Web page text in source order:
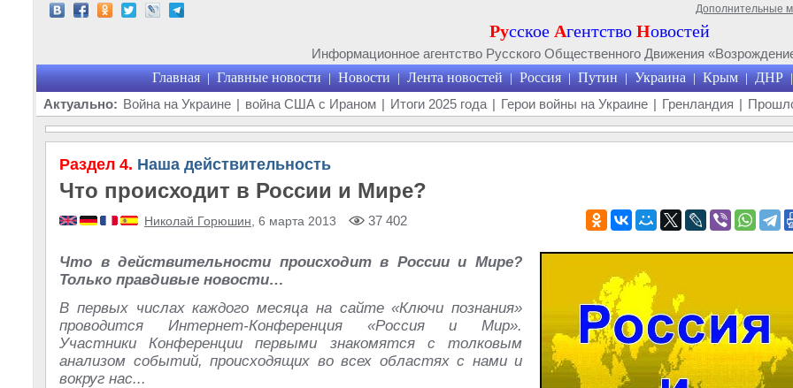
Дополнительные
Русское Агентство Новостей
Информационное агентство Русского Общественного Движения
Главная | Главные новости | Новости | Лента новостей | Россия | Путин | Украина | Крым | ДНР |
Актуально: Война на Украине | война США с Ираном | Итоги 2025 года | Герои войны на Украине | Гренландия |
Раздел 4. Наша действительность
Что происходит в России и Мире?
Николай Горюшин , 6 марта 2013 37 402
Что в действительности происходит в России и Мире?
Только правдивые новости…
В первых числах каждого месяца на сайте «Ключи познания»
проводится Интернет-Конференция «Россия и Мир».
Участники Конференции первыми знакомятся с толковым
анализом событий, происходящих во всех областях с нами и
вокруг нас...